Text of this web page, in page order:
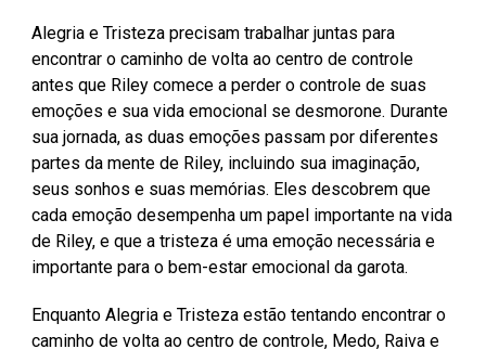
Alegria e Tristeza precisam trabalhar juntas para
encontrar o caminho de volta ao centro de controle
antes que Riley comece a perder o controle de suas
emoções e sua vida emocional se desmorone. Durante
sua jornada, as duas emoções passam por diferentes
partes da mente de Riley, incluindo sua imaginação,
seus sonhos e suas memórias. Eles descobrem que
cada emoção desempenha um papel importante na vida
de Riley, e que a tristeza é uma emoção necessária e
importante para o bem-estar emocional da garota.
Enquanto Alegria e Tristeza estão tentando encontrar o
caminho de volta ao centro de controle, Medo, Raiva e